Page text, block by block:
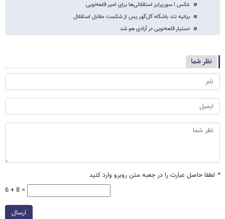
عکس | سورپرایز استقلالی‌ها برای امیر قلعه‌نویی
بیانیه تند باشگاه گل‌گهر پس از شکست مقابل استقلال
دستیار قلعه‌نویی در آزادی هو شد
نظر شما
* لطفا حاصل عبارت را در جعبه متن روبرو وارد کنید
6 + 8 =
ارسال